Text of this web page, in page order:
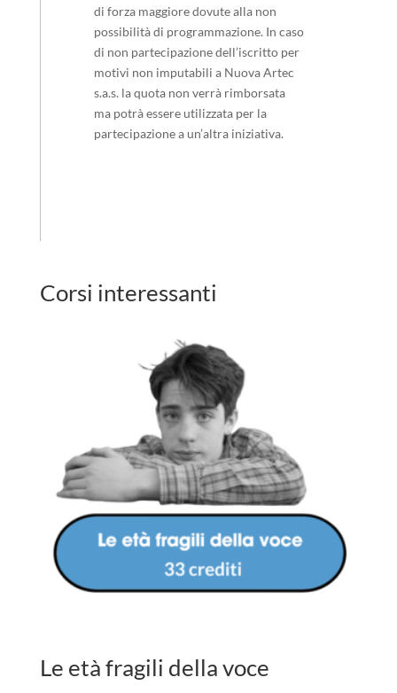
di forza maggiore dovute alla non
possibilità di programmazione. In caso
di non partecipazione dell’iscritto per
motivi non imputabili a Nuova Artec
s.a.s. la quota non verrà rimborsata
ma potrà essere utilizzata per la
partecipazione a un’altra iniziativa.
Corsi interessanti
Le età fragili della voce